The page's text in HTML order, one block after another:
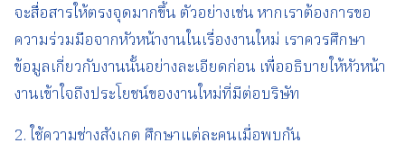
จะสื่อสารให้ตรงจุดมากขึ้น ตัวอย่างเช่น หากเราต้องการขอ
ความร่วมมือจากหัวหน้างานในเรื่องงานใหม่ เราควรศึกษา
ข้อมูลเกี่ยวกับงานนั้นอย่างละเอียดก่อน เพื่ออธิบายให้หัวหน้า
งานเข้าใจถึงประโยชน์ของงานใหม่ที่มีต่อบริษัท
2. ใช้ความช่างสังเกต ศึกษาแต่ละคนเมื่อพบกัน